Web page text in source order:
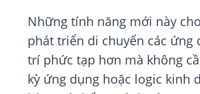
Những tính năng mới này
phát triển di chuyển các ứng
trí phức tạp hơn mà không
kỳ ứng dụng hoặc logic kinh